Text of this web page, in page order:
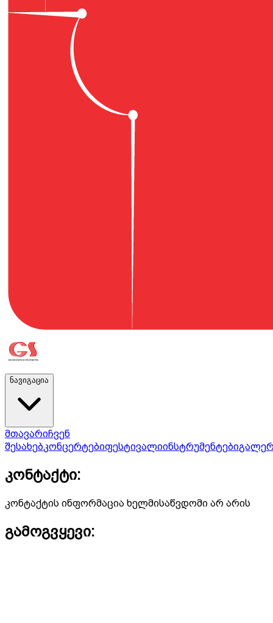
ნავიგაცია
მთავარიჩვენ
შესახებკონცერტებიფესტივალიინსტრუმენტები
კონტაქტი:
კონტაქტის ინფორმაცია ხელმისაწვდომი არ არის
გამოგვყევი: